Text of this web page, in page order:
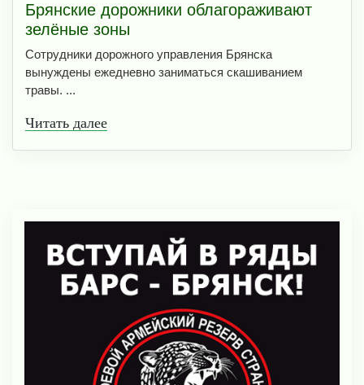
Брянские дорожники облагораживают
зелёные зоны
Сотрудники дорожного управления Брянска
вынуждены ежедневно заниматься скашиванием
травы. ...
Читать далее